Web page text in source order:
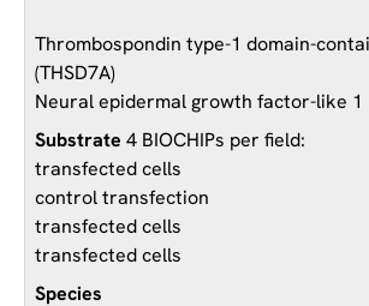
Thrombospondin type-1 domain-
(THSD7A)
Neural epidermal growth factor-like 1
4 BIOCHIPs per field:
transfected cells
control transfection
transfected cells
transfected cells